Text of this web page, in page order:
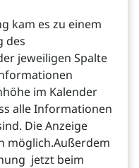
kam es zu einem
des
jeweiligen Spalte
im Kalender
alle Informationen
Die Anzeige
möglich.Außerdem
jetzt beim